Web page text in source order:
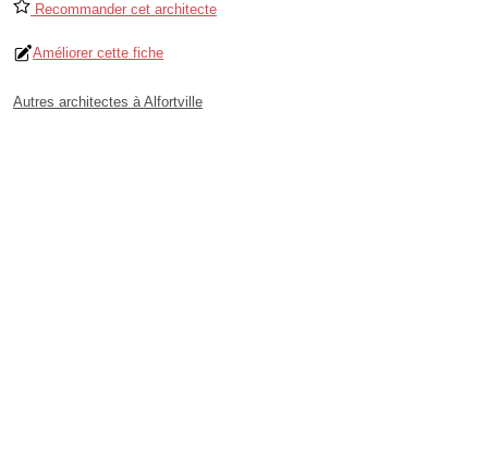
Recommander cet architecte
Améliorer cette fiche
Autres architectes à Alfortville